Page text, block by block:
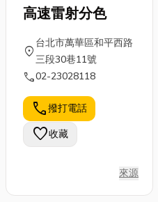
高速雷射分色
location_on
台北市萬華區和平西路
三段30巷11號
call02-23028118
call撥打電話
favorite收藏
來源